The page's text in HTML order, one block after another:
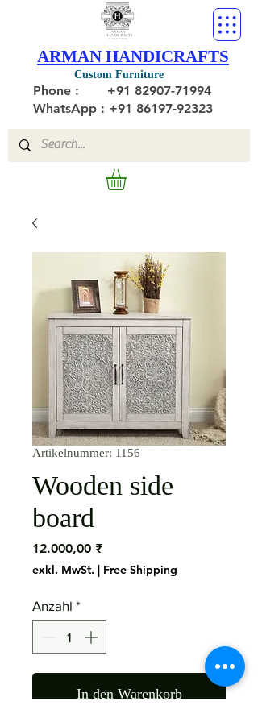
Custom Furniture
ARMAN HANDICRAFTS
Phone : +91 82907-71994
WhatsApp : +91 86197-92323
Artikelnummer: 1156
Wooden side
board
12.000,00 ₹Preis
exkl. MwSt. | Free Shipping
Anzahl *
In den Warenkorb